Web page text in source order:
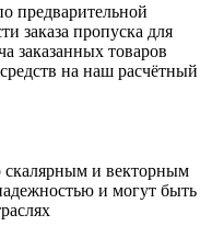
предварительной
заказа пропуска для
заказанных товаров
на наш расчётный
скалярным и векторным
и могут быть